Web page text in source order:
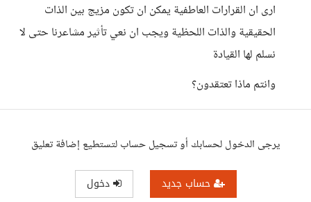
ارى ان القرارات العاطفية يمكن ان تكون مزيج بين الذات
الحقيقية والذات اللحظية ويجب ان نعي تأثير مشاعرنا حتى لا
نسلم لها القيادة
وانتم ماذا تعتقدون؟
يرجى الدخول لحسابك أو تسجيل حساب لتستطيع إضافة تعليق
حساب جديد دخول